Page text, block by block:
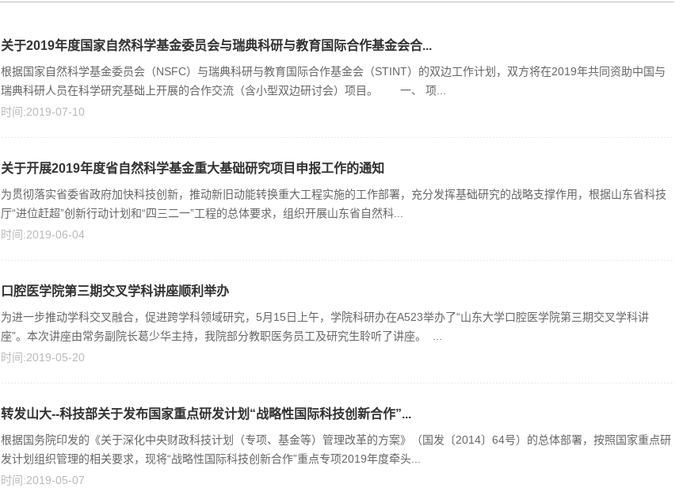
关于2019年度国家自然科学基金委员会与瑞典科研与教育国际合作基金会合...
根据国家自然科学基金委员会（NSFC）与瑞典科研与教育国际合作基金会（STINT）的双边工作计划，双方将在2019年共同资助中国与
瑞典科研人员在科学研究基础上开展的合作交流（含小型双边研讨会）项目。 一、 项...
时间:2019-07-10
关于开展2019年度省自然科学基金重大基础研究项目申报工作的通知
为贯彻落实省委省政府加快科技创新，推动新旧动能转换重大工程实施的工作部署，充分发挥基础研究的战略支撑作用，根据山东省科技
厅“进位赶超”创新行动计划和“四三二一”工程的总体要求，组织开展山东省自然科...
时间:2019-06-04
口腔医学院第三期交叉学科讲座顺利举办
为进一步推动学科交叉融合，促进跨学科领域研究，5月15日上午，学院科研办在A523举办了“山东大学口腔医学院第三期交叉学科讲
座”。本次讲座由常务副院长葛少华主持，我院部分教职医务员工及研究生聆听了讲座。 ...
时间:2019-05-20
转发山大--科技部关于发布国家重点研发计划“战略性国际科技创新合作”...
根据国务院印发的《关于深化中央财政科技计划（专项、基金等）管理改革的方案》（国发〔2014〕64号）的总体部署，按照国家重点研
发计划组织管理的相关要求，现将“战略性国际科技创新合作”重点专项2019年度牵头...
时间:2019-05-07